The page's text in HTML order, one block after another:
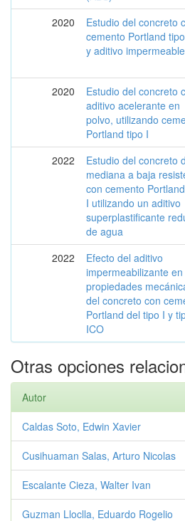
2020
Estudio del concreto
cemento Portland
y aditivo impermeable
2020
Estudio del concreto
aditivo acelerante en
polvo, utilizando
Portland tipo I
2022
Estudio del concreto
mediana a baja
con cemento
I utilizando un aditivo
superplastificante
de agua
2022
Efecto del aditivo
impermeabilizante
propiedades
del concreto con
Portland del tipo I y
ICO
Otras opciones
Autor
Caldas Soto, Edwin Xavier
Cusihuaman Salas, Arturo Nicolas
Escalante Cieza, Walter Ivan
Guzman Lloclla, Eduardo Rogelio